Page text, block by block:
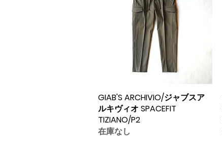
クイックビュー
GIAB'S ARCHIVIO/ジャブスア
ルキヴィオ SPACEFIT
TIZIANO/P2
在庫なし